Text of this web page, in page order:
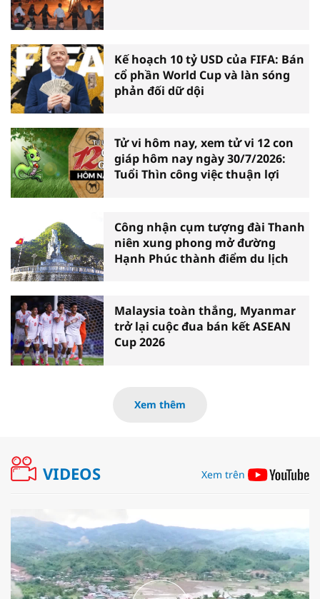
Kế hoạch 10 tỷ USD của FIFA: Bán
cổ phần World Cup và làn sóng
phản đối dữ dội
Tử vi hôm nay, xem tử vi 12 con
giáp hôm nay ngày 30/7/2026:
Tuổi Thìn công việc thuận lợi
Công nhận cụm tượng đài Thanh
niên xung phong mở đường
Hạnh Phúc thành điểm du lịch
Malaysia toàn thắng, Myanmar
trở lại cuộc đua bán kết ASEAN
Cup 2026
Xem thêm
VIDEOS Xem trên